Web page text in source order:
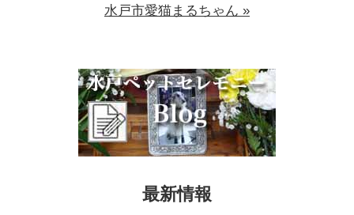
水戸市愛猫まるちゃん »
最新情報